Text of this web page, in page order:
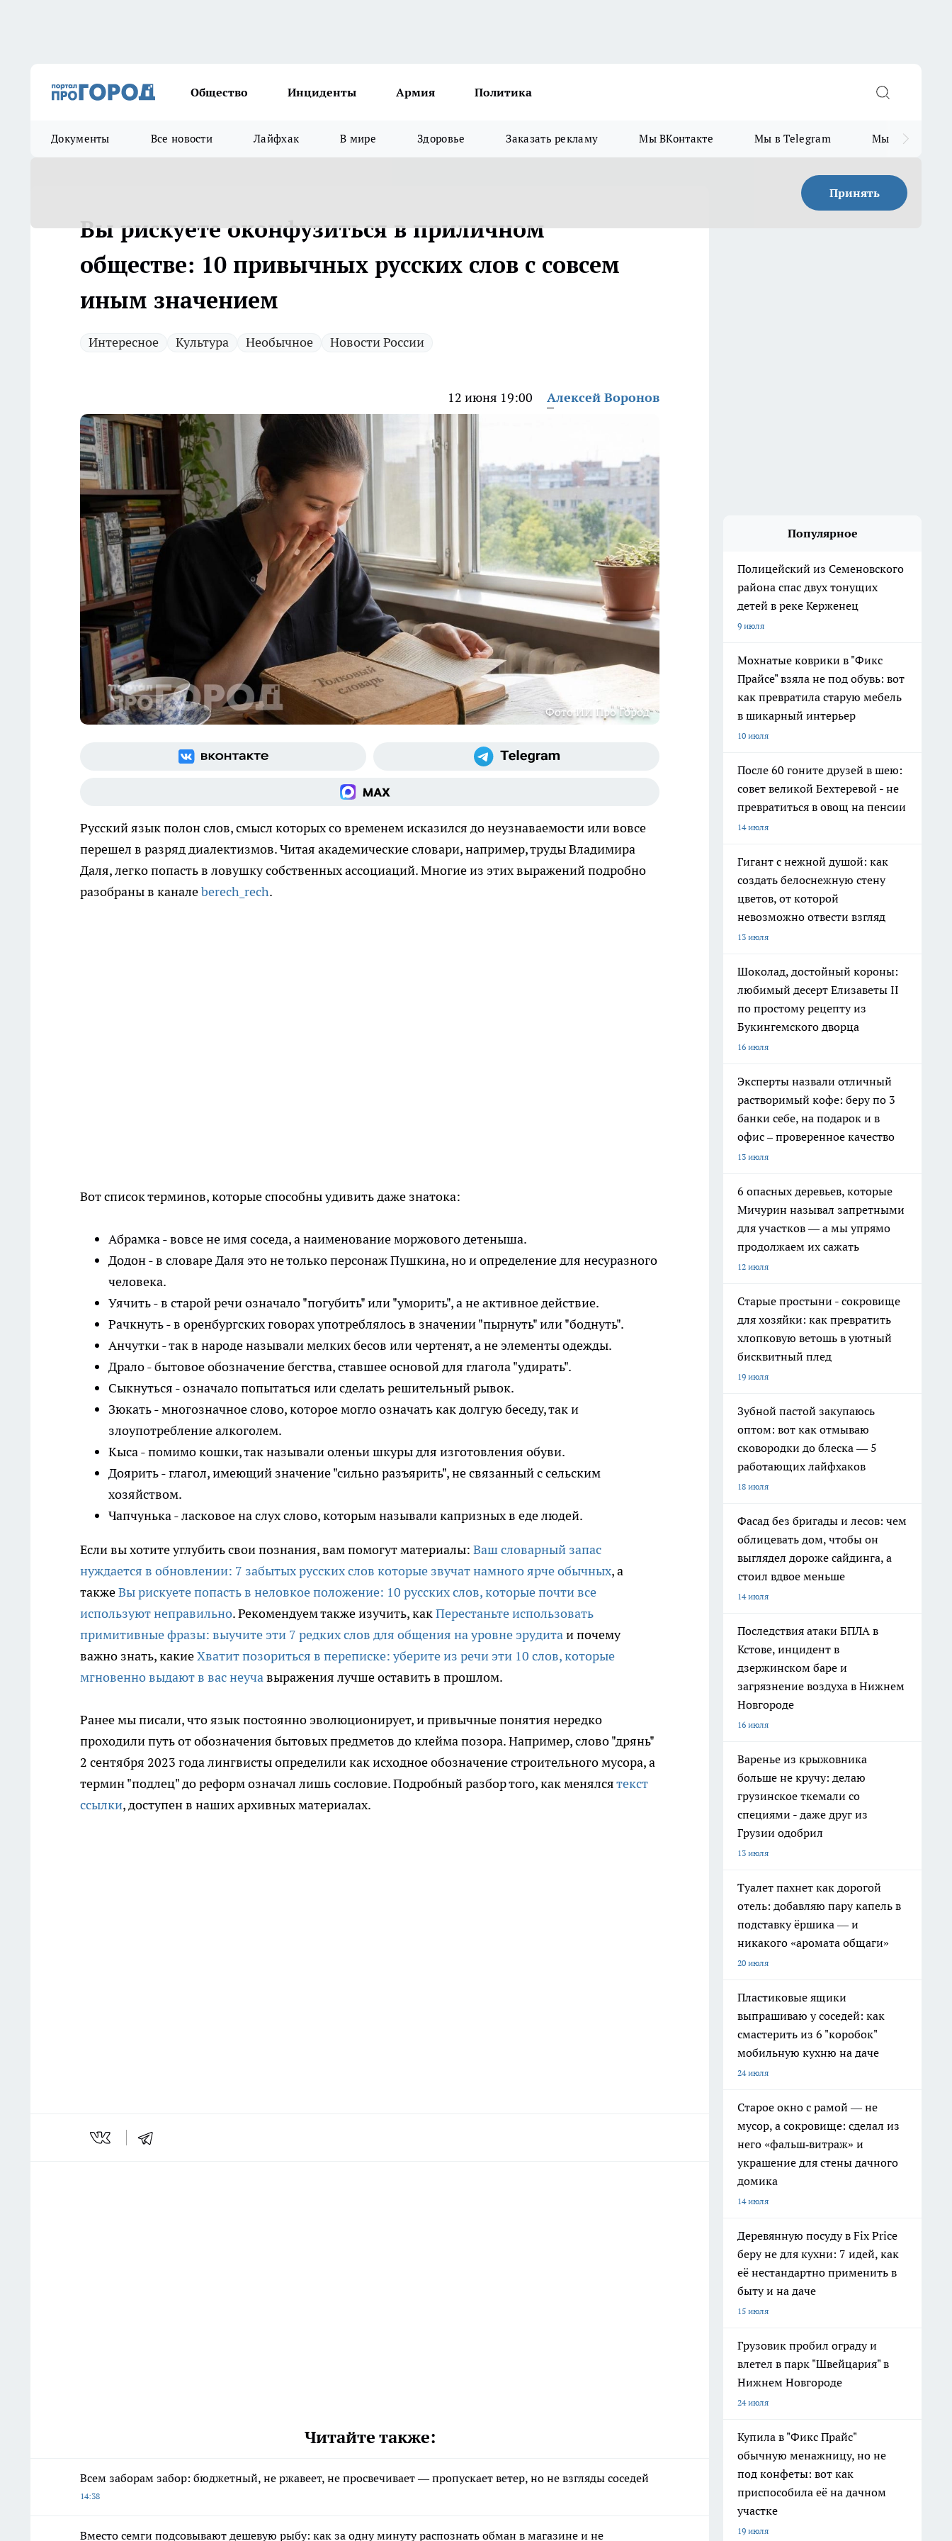
Общество Инциденты Армия Политика
Документы Все новости Лайфхак В мире Здоровье Заказать рекламу Мы ВКонтакте Мы в Telegram Мы в MAX
Принять
Вы рискуете оконфузиться в приличном
обществе: 10 привычных русских слов с совсем
иным значением
Интересное Культура Необычное Новости России
12 июня 19:00 Алексей Воронов
Фото ИИ Про Город
Русский язык полон слов, смысл которых со временем исказился до неузнаваемости или вовсе
перешел в разряд диалектизмов. Читая академические словари, например, труды Владимира
Даля, легко попасть в ловушку собственных ассоциаций. Многие из этих выражений подробно
разобраны в каналеberech_rech.
Вот список терминов, которые способны удивить даже знатока:
Абрамка - вовсе не имя соседа, а наименование моржового детеныша.
Додон - в словаре Даля это не только персонаж Пушкина, но и определение для несуразного
человека.
Уячить - в старой речи означало "погубить" или "уморить", а не активное действие.
Рачкнуть - в оренбургских говорах употреблялось в значении "пырнуть" или "боднуть".
Анчутки - так в народе называли мелких бесов или чертенят, а не элементы одежды.
Драло - бытовое обозначение бегства, ставшее основой для глагола "удирать".
Сыкнуться - означало попытаться или сделать решительный рывок.
Зюкать - многозначное слово, которое могло означать как долгую беседу, так и
злоупотребление алкоголем.
Кыса - помимо кошки, так называли оленьи шкуры для изготовления обуви.
Доярить - глагол, имеющий значение "сильно разъярить", не связанный с сельским
хозяйством.
Чапчунька - ласковое на слух слово, которым называли капризных в еде людей.
Если вы хотите углубить свои познания, вам помогут материалы: Ваш словарный запас
нуждается в обновлении: 7 забытых русских слов которые звучат намного ярче обычных, а
такжеВы рискуете попасть в неловкое положение: 10 русских слов, которые почти все
используют неправильно. Рекомендуем также изучить, какПерестаньте использовать
примитивные фразы: выучите эти 7 редких слов для общения на уровне эрудитаи почему
важно знать, какиеХватит позориться в переписке: уберите из речи эти 10 слов, которые
мгновенно выдают в вас неучавыражения лучше оставить в прошлом.
Ранее мы писали, что язык постоянно эволюционирует, и привычные понятия нередко
проходили путь от обозначения бытовых предметов до клейма позора. Например, слово "дрянь"
2 сентября 2023 года лингвисты определили как исходное обозначение строительного мусора, а
термин "подлец" до реформ означал лишь сословие. Подробный разбор того, как менялсятекст
ссылки, доступен в наших архивных материалах.
Читайте также:
Всем заборам забор: бюджетный, не ржавеет, не просвечивает — пропускает ветер, но не взгляды соседей
14:38
Вместо семги подсовывают дешевую рыбу: как за одну минуту распознать обман в магазине и не
Популярное
Полицейский из Семеновского
района спас двух тонущих
детей в реке Керженец
9 июля
Мохнатые коврики в "Фикс
Прайсе" взяла не под обувь: вот
как превратила старую мебель
в шикарный интерьер
10 июля
После 60 гоните друзей в шею:
совет великой Бехтеревой - не
превратиться в овощ на пенсии
14 июля
Гигант с нежной душой: как
создать белоснежную стену
цветов, от которой
невозможно отвести взгляд
13 июля
Шоколад, достойный короны:
любимый десерт Елизаветы II
по простому рецепту из
Букингемского дворца
16 июля
Эксперты назвали отличный
растворимый кофе: беру по 3
банки себе, на подарок и в
офис – проверенное качество
13 июля
6 опасных деревьев, которые
Мичурин называл запретными
для участков — а мы упрямо
продолжаем их сажать
12 июля
Старые простыни - сокровище
для хозяйки: как превратить
хлопковую ветошь в уютный
бисквитный плед
19 июля
Зубной пастой закупаюсь
оптом: вот как отмываю
сковородки до блеска — 5
работающих лайфхаков
18 июля
Фасад без бригады и лесов: чем
облицевать дом, чтобы он
выглядел дороже сайдинга, а
стоил вдвое меньше
14 июля
Последствия атаки БПЛА в
Кстове, инцидент в
дзержинском баре и
загрязнение воздуха в Нижнем
Новгороде
16 июля
Варенье из крыжовника
больше не кручу: делаю
грузинское ткемали со
специями - даже друг из
Грузии одобрил
13 июля
Туалет пахнет как дорогой
отель: добавляю пару капель в
подставку ёршика — и
никакого «аромата общаги»
20 июля
Пластиковые ящики
выпрашиваю у соседей: как
смастерить из 6 "коробок"
мобильную кухню на даче
24 июля
Старое окно с рамой — не
мусор, а сокровище: сделал из
него «фальш‑витраж» и
украшение для стены дачного
домика
14 июля
Деревянную посуду в Fix Price
беру не для кухни: 7 идей, как
её нестандартно применить в
быту и на даче
15 июля
Грузовик пробил ограду и
влетел в парк "Швейцария" в
Нижнем Новгороде
24 июля
Купила в "Фикс Прайс"
обычную менажницу, но не
под конфеты: вот как
приспособила её на дачном
участке
19 июля